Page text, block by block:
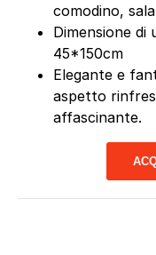
comodino,
Dimensione
45*150cm
Elegante e
aspetto
affascinante.